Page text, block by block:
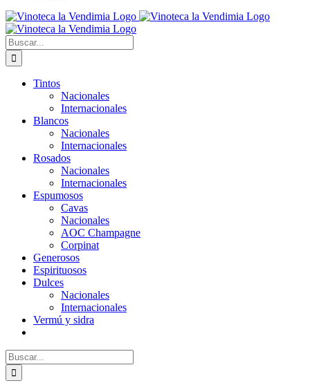
Buscar:
Tintos
Nacionales
Internacionales
Blancos
Nacionales
Internacionales
Rosados
Nacionales
Internacionales
Espumosos
Cavas
Nacionales
AOC Champagne
Corpinat
Generosos
Espirituosos
Dulces
Nacionales
Internacionales
Vermú y sidra
Buscar: